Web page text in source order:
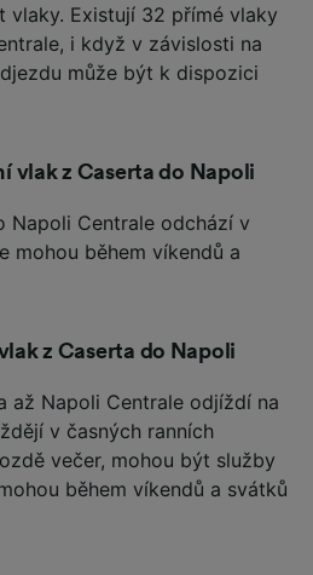
vlaky. Existují 32 přímé vlaky
i když v závislosti na
může být k dispozici
vlak z Caserta do Napoli
Napoli Centrale odchází v
mohou během víkendů a
z Caserta do Napoli
až Napoli Centrale odjíždí na
v časných ranních
večer, mohou být služby
během víkendů a svátků